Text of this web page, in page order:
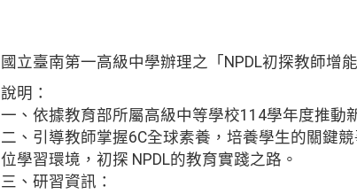
國立臺南第一高級中學辦理之「NPDL初探教師增
說明：
一、依據教育部所屬高級中等學校114學年度推動
二、引導教師掌握6C全球素養，培養學生的關鍵
位學習環境，初探 NPDL的教育實踐之路。
三、研習資訊：